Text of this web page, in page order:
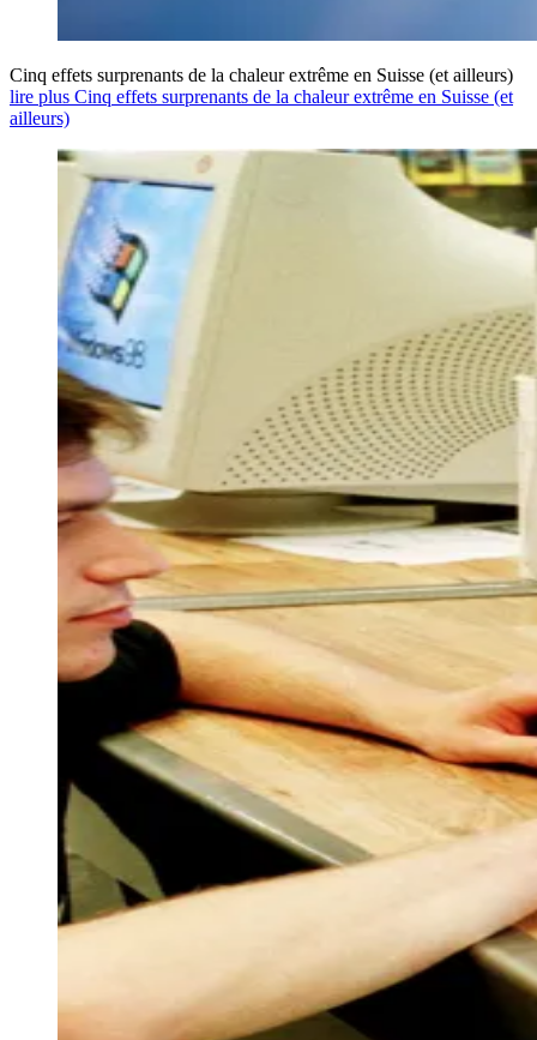
Cinq effets surprenants de la chaleur extrême en Suisse (et ailleurs)
lire plus Cinq effets surprenants de la chaleur extrême en Suisse (et
ailleurs)